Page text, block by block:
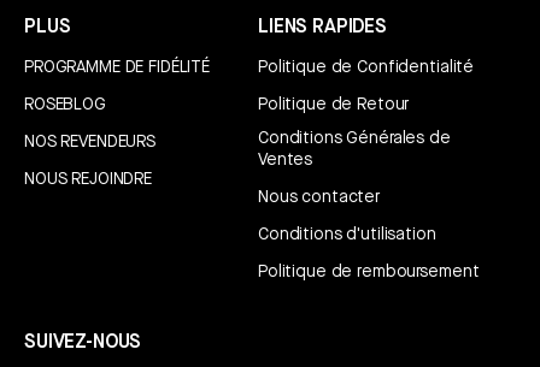
PLUS
PROGRAMME DE FIDÉLITÉ
ROSEBLOG
NOS REVENDEURS
NOUS REJOINDRE
LIENS RAPIDES
Politique de Confidentialité
Politique de Retour
Conditions Générales de
Ventes
Nous contacter
Conditions d'utilisation
Politique de remboursement
SUIVEZ-NOUS